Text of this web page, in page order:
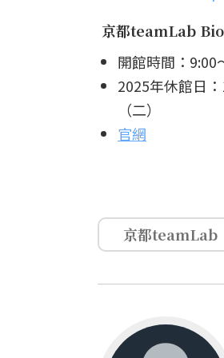
京都teamLab
開館時間：9:00
2025年休館日
（二）
官網
京都teamLab